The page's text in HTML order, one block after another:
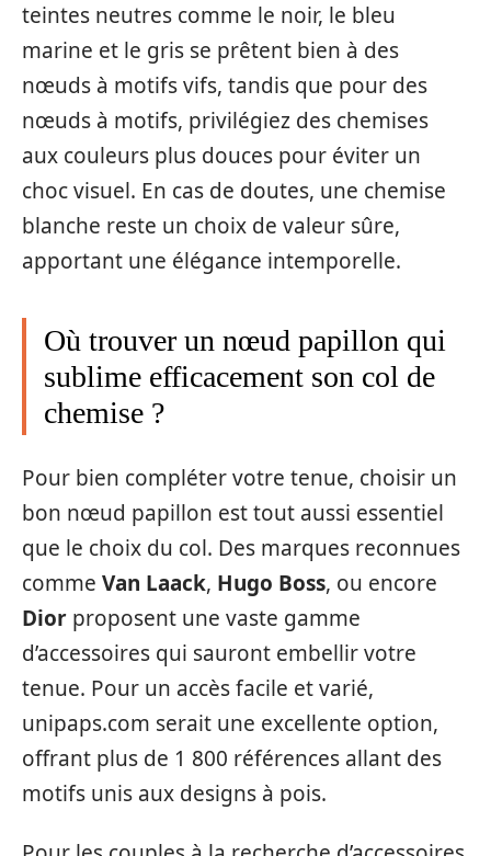
teintes neutres comme le noir, le bleu
marine et le gris se prêtent bien à des
nœuds à motifs vifs, tandis que pour des
nœuds à motifs, privilégiez des chemises
aux couleurs plus douces pour éviter un
choc visuel. En cas de doutes, une chemise
blanche reste un choix de valeur sûre,
apportant une élégance intemporelle.
Où trouver un nœud papillon qui
sublime efficacement son col de
chemise ?
Pour bien compléter votre tenue, choisir un
bon nœud papillon est tout aussi essentiel
que le choix du col. Des marques reconnues
comme Van Laack, Hugo Boss, ou encore
Dior proposent une vaste gamme
d’accessoires qui sauront embellir votre
tenue. Pour un accès facile et varié,
unipaps.com serait une excellente option,
offrant plus de 1 800 références allant des
motifs unis aux designs à pois.